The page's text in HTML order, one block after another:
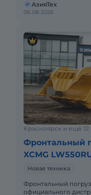
06.08.2026
АзияТех
Красноярск и ещё 12
Фронтальный
XCMG
Новая техника
Фронтальный
официального